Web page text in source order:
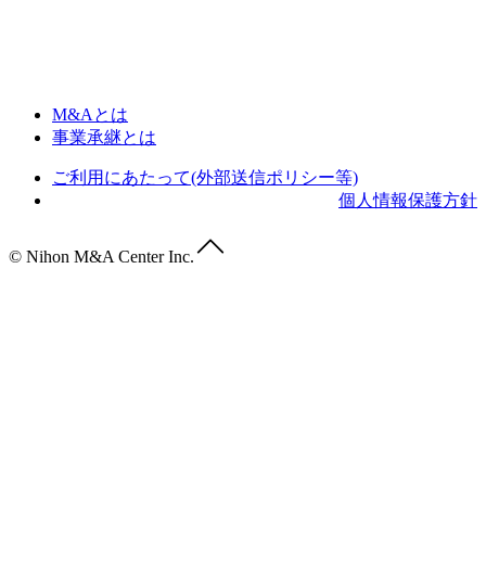
M&Aとは
事業承継とは
ご利用にあたって(外部送信ポリシー等)
個人情報保護方針
© Nihon M&A Center Inc.